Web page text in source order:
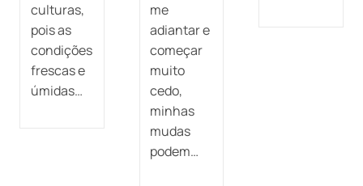
culturas,
pois as
condições
frescas e
úmidas…
me
adiantar e
começar
muito
cedo,
minhas
mudas
podem…